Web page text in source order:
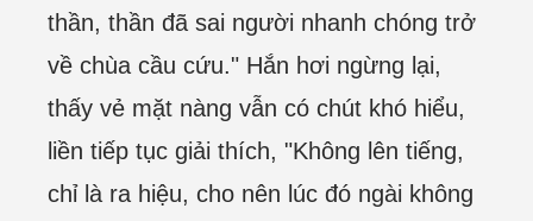
thần, thần đã sai người nhanh chóng trở
về chùa cầu cứu." Hắn hơi ngừng lại,
thấy vẻ mặt nàng vẫn có chút khó hiểu,
liền tiếp tục giải thích, "Không lên tiếng,
chỉ là ra hiệu, cho nên lúc đó ngài không